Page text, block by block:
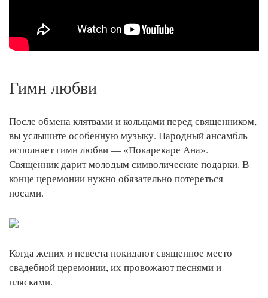
Гимн любви
После обмена клятвами и кольцами перед священником,
вы услышите особенную музыку. Народный ансамбль
исполняет гимн любви — «Покарекаре Ана».
Священник дарит молодым символические подарки. В
конце церемонии нужно обязательно потереться
носами.
Когда жених и невеста покидают священное место
свадебной церемонии, их провожают песнями и
плясками.